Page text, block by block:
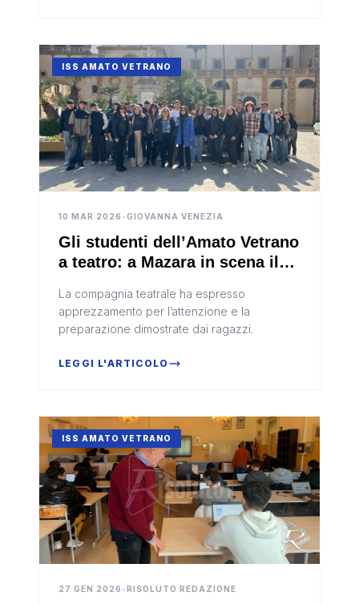
ISS AMATO VETRANO
10 MAR 2026 •GIOVANNA VENEZIA
Gli studenti dell’Amato Vetrano
a teatro: a Mazara in scena il
“Frankenst(AI)n”
La compagnia teatrale ha espresso
apprezzamento per l’attenzione e la
preparazione dimostrate dai ragazzi.
LEGGI L'ARTICOLO
ISS AMATO VETRANO
27 GEN 2026 •RISOLUTO REDAZIONE